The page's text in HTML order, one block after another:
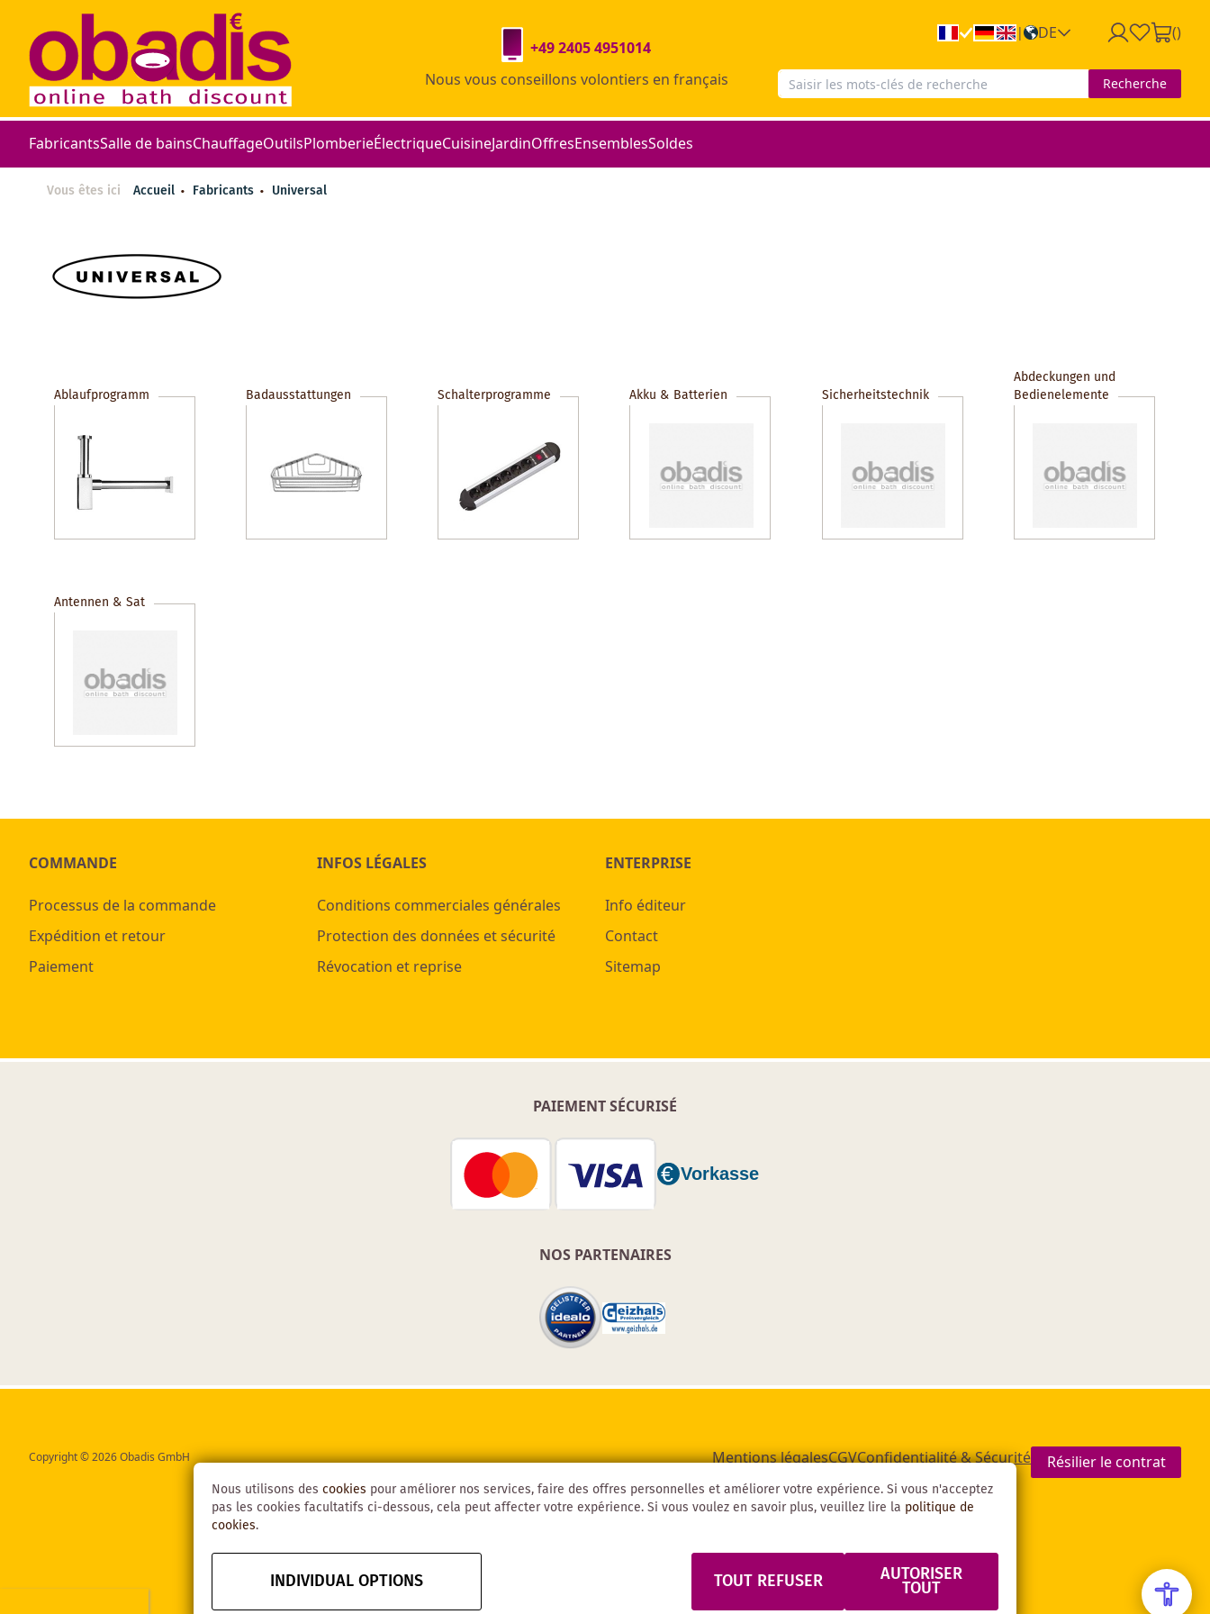
| DE ()
+49 2405 4951014
Nous vous conseillons volontiers en français
Recherche
FabricantsSalle de bainsChauffageOutilsPlomberieÉlectriqueCuisineJardinOffresEnsemblesSoldes
Vous êtes ici Accueil Fabricants Universal
Ablaufprogramm Badausstattungen Schalterprogramme Akku & Batterien Sicherheitstechnik
Abdeckungen und
Bedienelemente
Antennen & Sat
COMMANDE
Processus de la commande
Expédition et retour
Paiement
INFOS LÉGALES
Conditions commerciales générales
Protection des données et sécurité
Révocation et reprise
ENTERPRISE
Info éditeur
Contact
Sitemap
PAIEMENT SÉCURISÉ
NOS PARTENAIRES
Copyright © 2026 Obadis GmbH Mentions légalesCGVConfidentialité & Sécurité
Résilier le contrat
Nous utilisons descookies pour améliorer nos services, faire des offres personnelles et améliorer votre expérience. Si vous n'acceptez
pas les cookies facultatifs ci-dessous, cela peut affecter votre expérience. Si vous voulez en savoir plus, veuillez lire la politique de
cookies.
INDIVIDUAL OPTIONS TOUT REFUSER AUTORISER
TOUT